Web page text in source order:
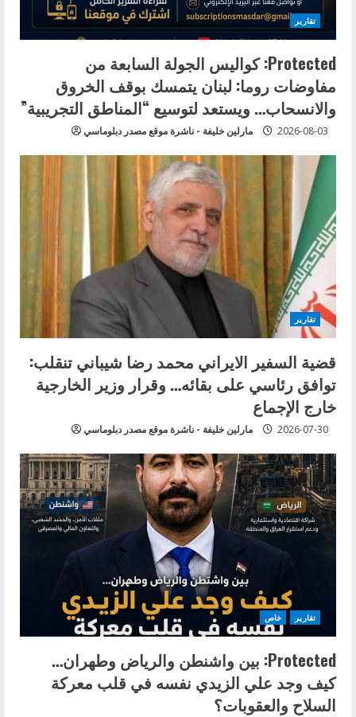
i
n
g
تقارير
Protected: كواليس الجولة السابعة من
مفاوضات روما: لبنان يتمسك بوقف الخروق
والانسحاب… ويستعد لتوسيع “المناطق التجريبية”
مارلين خليفة - ناشرة موقع مصدر دبلوماسي 2026-08-03
تقارير
قضية السفير الايراني محمد رضا شيباني تنقلب:
توافق رئاسي على بقائه… وقرار وزير الخارجية
خارج الإجماع
مارلين خليفة - ناشرة موقع مصدر دبلوماسي 2026-07-30
تقارير خاص
Protected: بين واشنطن والرياض وطهران…
كيف وجد علي الزيدي نفسه في قلب معركة
السلاح والعقوبات؟